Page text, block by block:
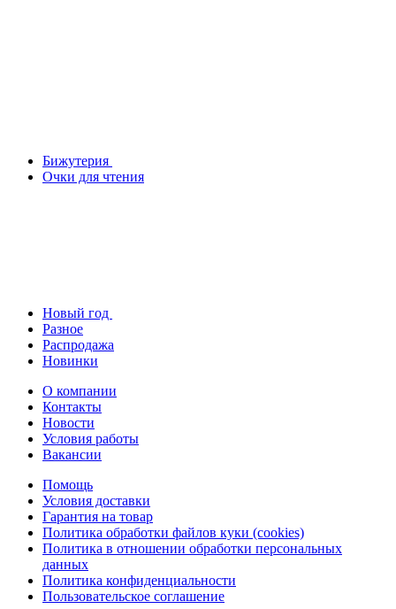
Бижутерия
Очки для чтения
Новый год
Разное
Распродажа
Новинки
О компании
Контакты
Новости
Условия работы
Вакансии
Помощь
Условия доставки
Гарантия на товар
Политика обработки файлов куки (cookies)
Политика в отношении обработки персональных
данных
Политика конфиденциальности
Пользовательское соглашение